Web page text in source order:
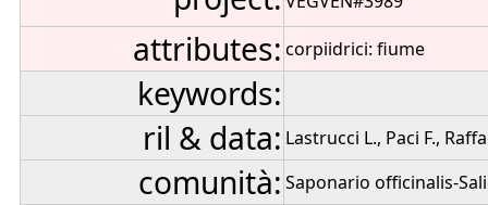
attributes: corpiidrici: fiume
keywords:
ril & data: Lastrucci L., Paci F.,
comunità: Saponario officinalis-